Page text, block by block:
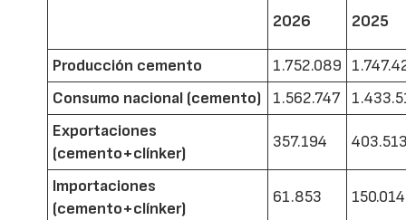
2026 2025
Producción cemento 1.752.089
Consumo nacional (cemento)
1.562.747
Exportaciones
(cemento+clínker)
357.194
Importaciones
(cemento+clínker)
61.853 150.014